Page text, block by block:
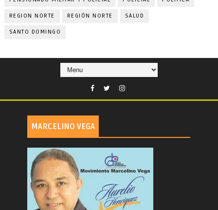
REGION NORTE REGIÓN NORTE SALUD
SANTO DOMINGO
MARCELINO VEGA